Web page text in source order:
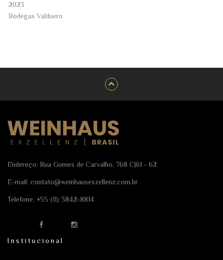
2023
Bodegas Valduero
Endereço: Rua Gomes de Carvalho, 768 CJ61 - 62
E-mail: contato@weinhausexzellenz.com.br
Telefone: +55 (11) 3842-8814
Institucional